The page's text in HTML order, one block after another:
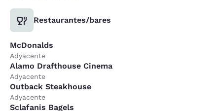
Restaurantes/bares
McDonalds
Adyacente
Alamo Drafthouse Cinema
Adyacente
Outback Steakhouse
Adyacente
Sclafanis Bagels